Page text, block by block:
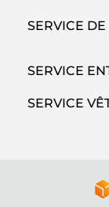
SERVICE
SERVICE
SERVICE